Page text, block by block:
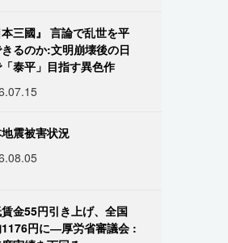
本三國』 言論で乱世を平
るのか:文明崩壊後の日
泰平」目指す異色作
震被害状況
金55円引き上げ、全国
円に―厚労省審議会 :